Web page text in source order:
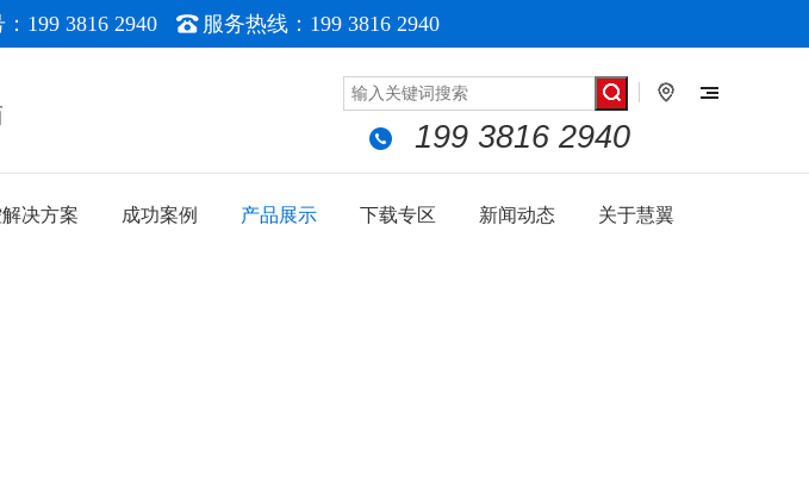
199 3816 2940 服务热线：199 3816 2940
199 3816 2940
决方案 成功案例 产品展示 下载专区 新闻动态 关于慧翼